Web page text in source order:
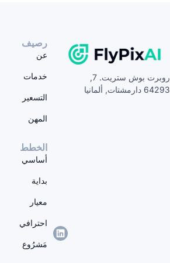
روبرت بوش ستريت. 7,
64293 دارمشتات, ألمانيا
رصيف
عن
خدمات
التسعير
المهن
الخطط
أساسي
بداية
معيار
احترافي
مَشرُوع